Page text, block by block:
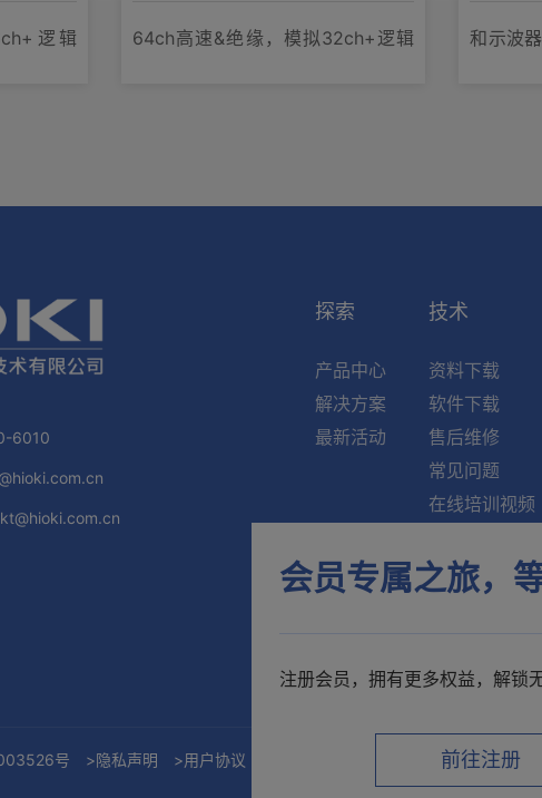
会员专属之旅，
注册会员，拥有更多权益，解锁
前往注册
逻辑 64ch高速&绝缘，模拟32ch+逻辑 和示波
6010
探索
产品中心
解决方案
最新活动
技术
资料下载
软件下载
售后维修
常见问题
在线培训视频
维修中心
号 >隐私声明 >用户协议